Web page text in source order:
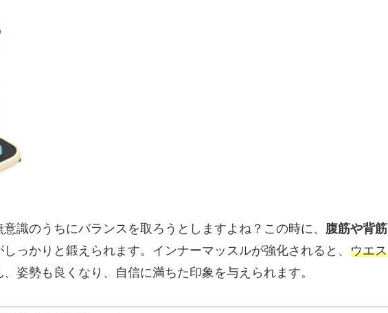
識のうちにバランスを取ろうとしますよね？この時に、 腹筋や背筋
しっかりと鍛えられます。インナーマッスルが強化されると、 ウエス
姿勢も良くなり、自信に満ちた印象を与えられます。